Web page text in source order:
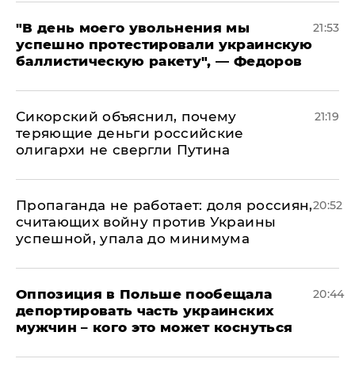
​"В день моего увольнения мы
успешно протестировали украинскую
баллистическую ракету", — Федоров
21:53
Сикорский объяснил, почему
теряющие деньги российские
олигархи не свергли Путина
21:19
​Пропаганда не работает: доля россиян,
считающих войну против Украины
успешной, упала до минимума
20:52
Оппозиция в Польше пообещала
депортировать часть украинских
мужчин – кого это может коснуться
20:44